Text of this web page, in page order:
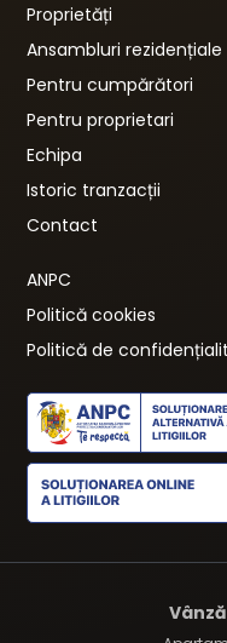
Proprietăți
Ansambluri rezidențiale
Pentru cumpărători
Pentru proprietari
Echipa
Istoric tranzacții
Contact
ANPC
Politică cookies
Politică de